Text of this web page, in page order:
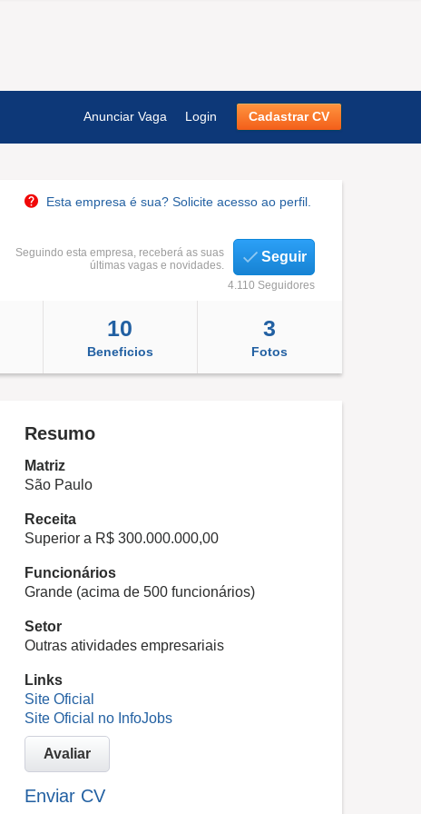
Anunciar Vaga Login Cadastrar CV
Esta empresa é sua? Solicite acesso ao perfil.
Seguindo esta empresa, receberá as suas
últimas vagas e novidades.
Seguir
4.110 Seguidores
10
Beneficios
3
Fotos
Resumo
Matriz
São Paulo
Receita
Superior a R$ 300.000.000,00
Funcionários
Grande (acima de 500 funcionários)
Setor
Outras atividades empresariais
Links
Site Oficial
Site Oficial no InfoJobs
Avaliar
Enviar CV